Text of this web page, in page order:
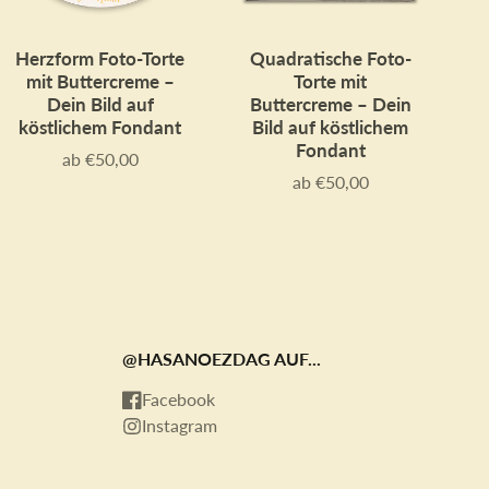
Herzform Foto-Torte
mit Buttercreme –
Dein Bild auf
köstlichem Fondant
Preis
ab €50,00
Quadratische Foto-
Torte mit
Buttercreme – Dein
Bild auf köstlichem
Fondant
Preis
ab €50,00
@HASANOEZDAG AUF...
Facebook
Instagram